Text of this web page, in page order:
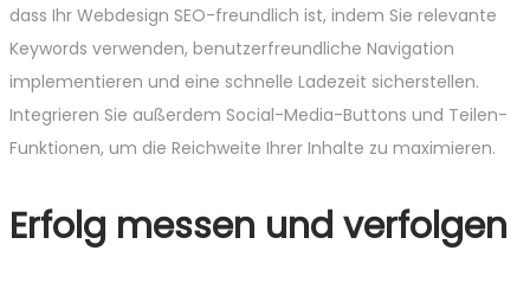
dass Ihr Webdesign SEO-freundlich ist, indem Sie relevante
Keywords verwenden, benutzerfreundliche Navigation
implementieren und eine schnelle Ladezeit sicherstellen.
Integrieren Sie außerdem Social-Media-Buttons und Teilen-
Funktionen, um die Reichweite Ihrer Inhalte zu maximieren.
Erfolg messen und verfolgen